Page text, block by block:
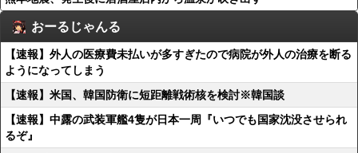
おーるじゃんる
【速報】外人の医療費未払いが多すぎたので病院が外人の治療を断る
ようになってしまう
【速報】米国、韓国防衛に短距離戦術核を検討※韓国談
【速報】中露の武装軍艦4隻が日本一周『いつでも国家沈没させられ
るぞ』